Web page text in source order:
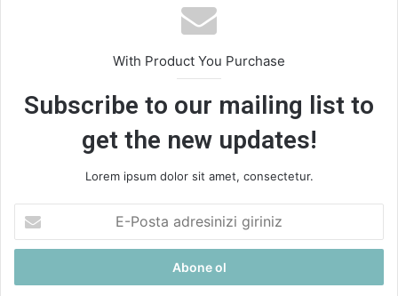
With Product You Purchase
Subscribe to our mailing list to
get the new updates!
Lorem ipsum dolor sit amet, consectetur.
Posta
adresinizi